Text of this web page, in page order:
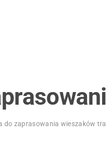
do zaprasowania wieszaków